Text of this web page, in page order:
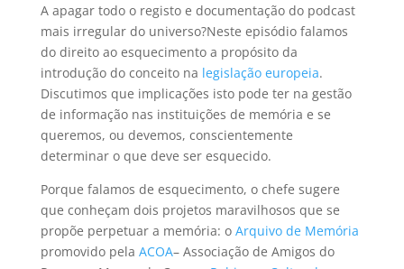
A apagar todo o registo e documentação do podcast
mais irregular do universo?Neste episódio falamos
do direito ao esquecimento a propósito da
introdução do conceito na legislação europeia.
Discutimos que implicações isto pode ter na gestão
de informação nas instituições de memória e se
queremos, ou devemos, conscientemente
determinar o que deve ser esquecido.
Porque falamos de esquecimento, o chefe sugere
que conheçam dois projetos maravilhosos que se
propõe perpetuar a memória: o Arquivo de Memória
promovido pela ACOA– Associação de Amigos do